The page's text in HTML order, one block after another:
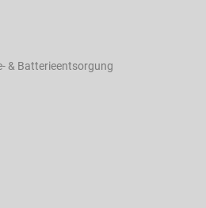
& Batterieentsorgung